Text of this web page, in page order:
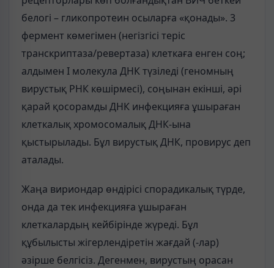
белогі – гликопротеин осыларға «қонады». 3
фермент көмегімен (негізгісі теріс
транскриптаза/ревертаза) клеткаға енген соң;
алдымен I молекула ДНК түзіледі (геномның
вирустық РНК көшірмесі), соңынан екінші, әрі
қарай қосорамды ДНК инфекцияға ұшыраған
клеткалық хромосомалық ДНК-ына
қыстырылады. Бұл вирустық ДНК, провирус деп
аталады.
Жаңа вириондар өндірісі спорадикалық түрде,
онда да тек инфекцияға ұшыраған
клеткалардың кейбірінде жүреді. Бұл
құбылысты жігерлендіретін жағдай (-лар)
әзірше белгісіз. Дегенмен, вирустың орасан